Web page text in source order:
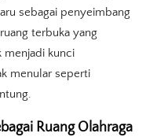
sebagai penyeimbang
terbuka yang
menjadi kunci
menular seperti
Ruang Olahraga